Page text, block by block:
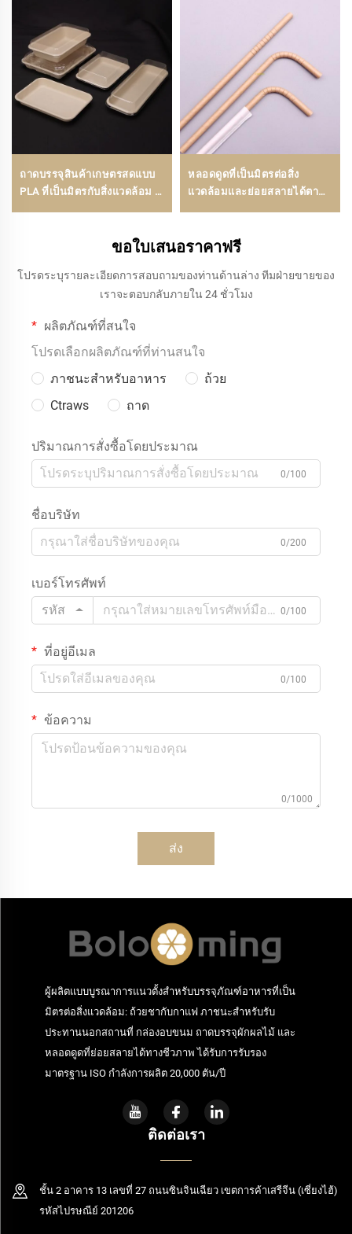
ถาดบรรจุสินค้าเกษตรสดแบบ
PLA ที่เป็นมิตรกับสิ่งแวดล้อม –
หลอดดูดที่เป็นมิตรต่อสิ่ง
แวดล้อมและย่อยสลายได้ตาม
ขอใบเสนอราคาฟรี
โปรดระบุรายละเอียดการสอบถามของท่านด้านล่าง ทีมฝ่ายขายของ
เราจะตอบกลับภายใน 24 ชั่วโมง
ผลิตภัณฑ์ที่สนใจ
โปรดเลือกผลิตภัณฑ์ที่ท่านสนใจ
ภาชนะสำหรับอาหาร
ถ้วย
Ctraws
ถาด
ปริมาณการสั่งซื้อโดยประมาณ
0/100
ชื่อบริษัท
0/200
เบอร์โทรศัพท์
รหัส
0/100
ที่อยู่อีเมล
0/100
ข้อความ
0/1000
ส่ง
ผู้ผลิตแบบบูรณาการแนวตั้งสำหรับบรรจุภัณฑ์อาหารที่เป็น
มิตรต่อสิ่งแวดล้อม: ถ้วยชากับกาแฟ ภาชนะสำหรับรับ
ประทานนอกสถานที่ กล่องอบขนม ถาดบรรจุผักผลไม้ และ
หลอดดูดที่ย่อยสลายได้ทางชีวภาพ ได้รับการรับรอง
มาตรฐาน ISO กำลังการผลิต 20,000 ตัน/ปี
ติดต่อเรา
ชั้น 2 อาคาร 13 เลขที่ 27 ถนนซินจินเฉียว เขตการค้าเสรีจีน (เซี่ยงไฮ้)
รหัสไปรษณีย์ 201206